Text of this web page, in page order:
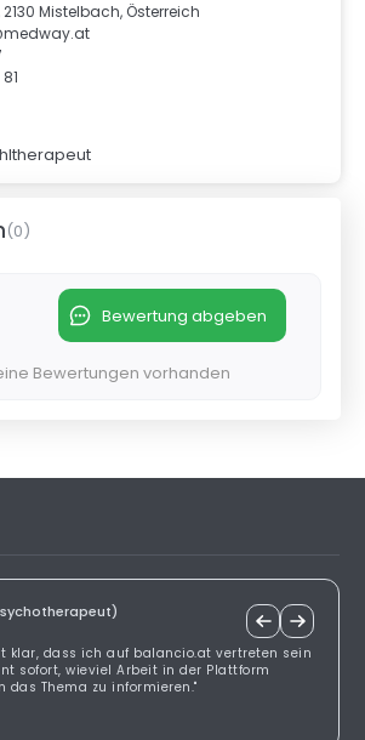
Mistelbach, Österreich
(0)
Bewertung abgeben
Bewertungen vorhanden
klar, dass ich auf balancio.at vertreten sein
sofort, wieviel Arbeit in der Plattform
das Thema zu informieren."